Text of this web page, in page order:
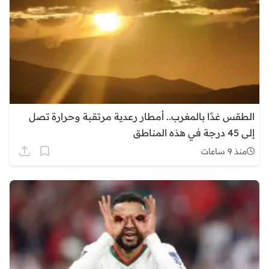
الطقس غدًا بالمغرب.. أمطار رعدية مرتقبة وحرارة تصل
إلى 45 درجة في هذه المناطق
منذ 9 ساعات